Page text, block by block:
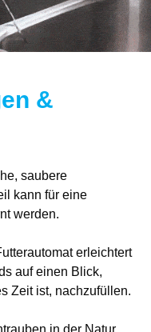
&
saubere
kann für eine
werden.
erleichtert
auf einen Blick,
Zeit ist, nachzufüllen.
in der Natur